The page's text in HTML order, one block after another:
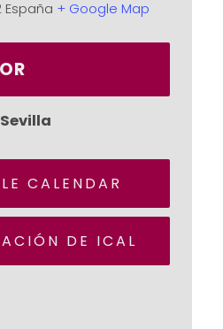
España + Google Map
CALENDAR
DE ICAL